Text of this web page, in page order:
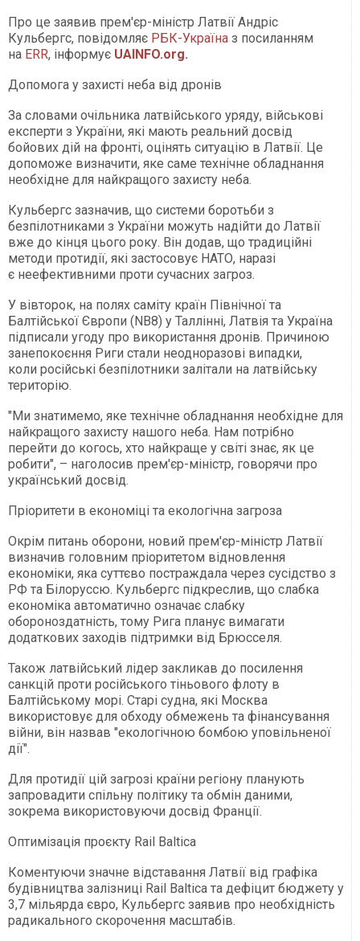
Про це заявив прем'єр-міністр Латвії Андріс
Кульбергс, повідомляє РБК-Україна з посиланням
на ERR, інформує UAINFO.org.
Допомога у захисті неба від дронів
За словами очільника латвійського уряду, військові
експерти з України, які мають реальний досвід
бойових дій на фронті, оцінять ситуацію в Латвії. Це
допоможе визначити, яке саме технічне обладнання
необхідне для найкращого захисту неба.
Кульбергс зазначив, що системи боротьби з
безпілотниками з України можуть надійти до Латвії
вже до кінця цього року. Він додав, що традиційні
методи протидії, які застосовує НАТО, наразі
є неефективними проти сучасних загроз.
У вівторок, на полях саміту країн Північної та
Балтійської Європи (NB8) у Таллінні, Латвія та Україна
підписали угоду про використання дронів. Причиною
занепокоєння Риги стали неодноразові випадки,
коли російські безпілотники залітали на латвійську
територію.
"Ми знатимемо, яке технічне обладнання необхідне для
найкращого захисту нашого неба. Нам потрібно
перейти до когось, хто найкраще у світі знає, як це
робити", – наголосив прем'єр-міністр, говорячи про
український досвід.
Пріоритети в економіці та екологічна загроза
Окрім питань оборони, новий прем'єр-міністр Латвії
визначив головним пріоритетом відновлення
економіки, яка суттєво постраждала через сусідство з
РФ та Білоруссю. Кульбергс підкреслив, що слабка
економіка автоматично означає слабку
обороноздатність, тому Рига планує вимагати
додаткових заходів підтримки від Брюсселя.
Також латвійський лідер закликав до посилення
санкцій проти російського тіньового флоту в
Балтійському морі. Старі судна, які Москва
використовує для обходу обмежень та фінансування
війни, він назвав "екологічною бомбою уповільненої
дії".
Для протидії цій загрозі країни регіону планують
запровадити спільну політику та обмін даними,
зокрема використовуючи досвід Франції.
Оптимізація проєкту Rail Baltica
Коментуючи значне відставання Латвії від графіка
будівництва залізниці Rail Baltica та дефіцит бюджету у
3,7 мільярда євро, Кульбергс заявив про необхідність
радикального скорочення масштабів.